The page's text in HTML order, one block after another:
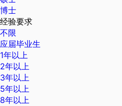
博士
经验要求
不限
应届毕业生
1年以上
2年以上
3年以上
5年以上
8年以上